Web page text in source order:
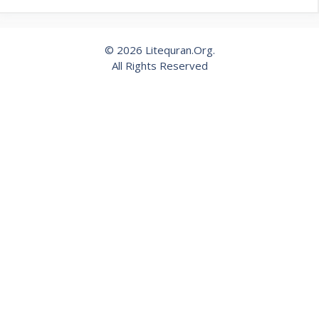
© 2026 Litequran.Org.
All Rights Reserved